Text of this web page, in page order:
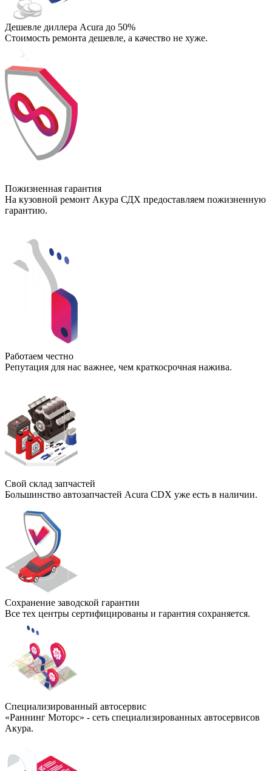
Дешевле диллера Acura до 50%
Стоимость ремонта дешевле, а качество не хуже.
Пожизненная гарантия
На кузовной ремонт Акура СДХ предоставляем пожизненную
гарантию.
Работаем честно
Репутация для нас важнее, чем краткосрочная нажива.
Свой склад запчастей
Большинство автозапчастей Acura CDX уже есть в наличии.
Сохранение заводской гарантии
Все тех центры сертифицированы и гарантия сохраняется.
Специализированный автосервис
«Раннинг Моторс» - сеть специализированных автосервисов
Акура.